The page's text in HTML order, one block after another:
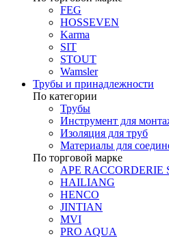
FEG
HOSSEVEN
Karma
SIT
STOUT
Wamsler
Трубы и принадлежности
По категории
Трубы
Инструмент для
Изоляция для труб
Материалы для
По торговой марке
APE RACCORDERIE
HAILIANG
HENCO
JINTIAN
MVI
PRO AQUA